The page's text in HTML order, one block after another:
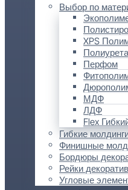
Выбор по
XPS
Перфом
МДФ
ЛДФ
Flex
Гибкие
Финишные
Бордюры
Рейки
Угловые